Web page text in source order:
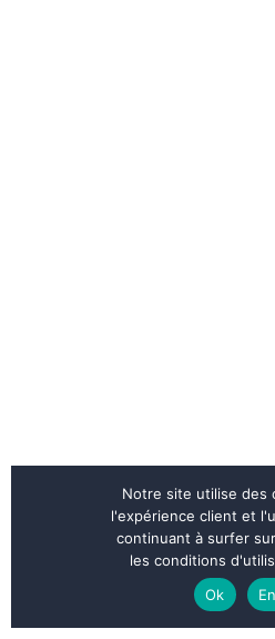
Notre site utilise des
l'expérience client et
continuant à surfer
les conditions
Ok